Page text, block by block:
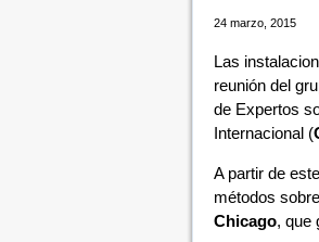
24 marzo, 2015
Las
reunión del
de Expertos
Internacional (
A partir de
métodos
Chicago, que